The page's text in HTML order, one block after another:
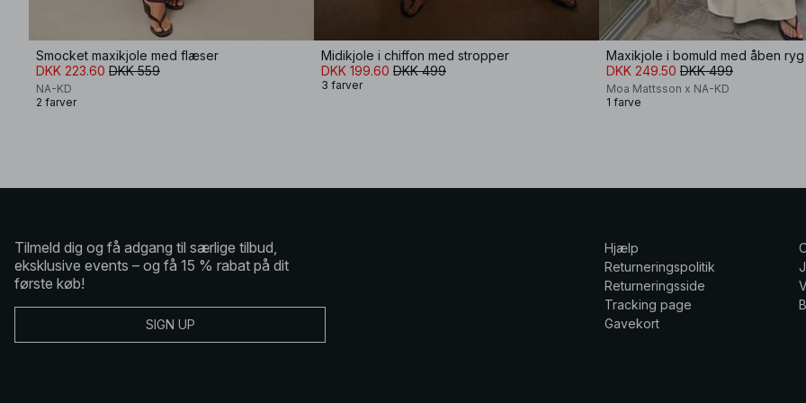
Smocket maxikjole med flæser
DKK 223.60 DKK 559
NA-KD
2 farver
Midikjole i chiffon med stropper
DKK 199.60 DKK 499
3 farver
Maxikjole i bomuld med åben ryg
DKK 249.50 DKK 499
Moa Mattsson x NA-KD
1 farve
Tilmeld dig og få adgang til særlige tilbud,
eksklusive events – og få 15 % rabat på dit
første køb!
SIGN UP
Hjælp
Returneringspolitik
Returneringsside
Tracking page
Gavekort